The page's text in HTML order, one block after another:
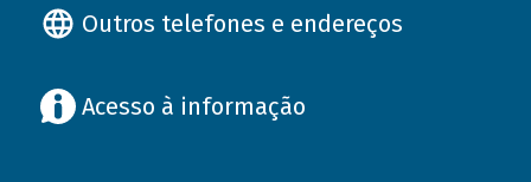
Outros telefones e endereços
Acesso à informação